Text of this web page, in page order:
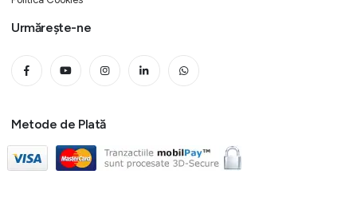
Urmărește-ne
Metode de Plată